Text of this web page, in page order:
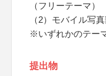
（フリーテーマ）
（2）モバイル写
※いずれかのテー
提出物